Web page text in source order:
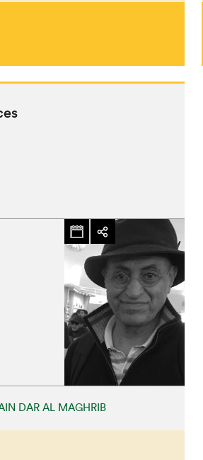
vous?
DAR AL MAGHRIB